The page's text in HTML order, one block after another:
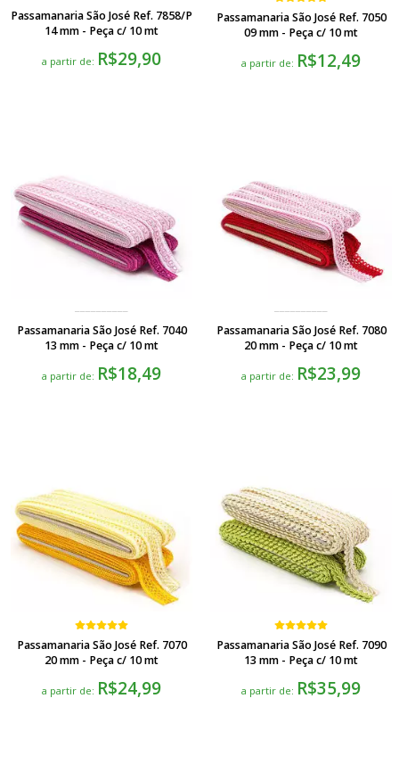
Passamanaria São José Ref. 7858/P
14 mm - Peça c/ 10 mt
a partir de: R$29,90
Passamanaria São José Ref. 7050
09 mm - Peça c/ 10 mt
a partir de: R$12,49
Passamanaria São José Ref. 7040
13 mm - Peça c/ 10 mt
a partir de: R$18,49
Passamanaria São José Ref. 7080
20 mm - Peça c/ 10 mt
a partir de: R$23,99
Passamanaria São José Ref. 7070
20 mm - Peça c/ 10 mt
a partir de: R$24,99
Passamanaria São José Ref. 7090
13 mm - Peça c/ 10 mt
a partir de: R$35,99